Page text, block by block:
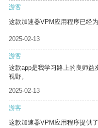
游客
这款加速器VPM应用程序已经
2025-02-13
游客
这款app是我学习路上的良师益
视野。
2025-02-13
游客
这款加速器VPM应用程序提供